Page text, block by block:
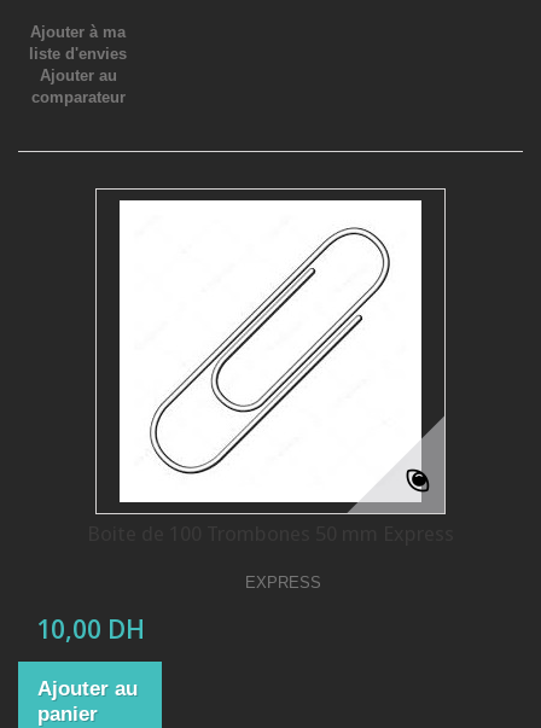
Ajouter à ma
liste d'envies
Ajouter au
comparateur
EXPRESS
10,00 DH
Ajouter au
panier